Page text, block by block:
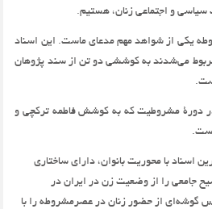
سياسي و اجتماعي زنان، هستيم.
يكي از شواهد مهم مدعاي ماست. اين اسناد
مي‌شدند به كوششي دو تن از سند پژوهان
در دورة مشروطيت كه به كوشش فاطمه تركچي و
اسناد با محوريت بانوان، داراي ساختاري
جامعي را از وضعيت زن در ايران در
گوشه‌اي از حضور زنان در عصرمشروطه را با